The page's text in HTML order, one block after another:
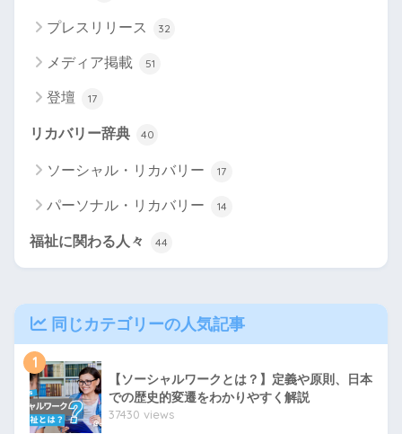
プレスリリース 32
メディア掲載 51
登壇 17
リカバリー辞典 40
ソーシャル・リカバリー 17
パーソナル・リカバリー 14
福祉に関わる人々 44
同じカテゴリーの人気記事
1
【ソーシャルワークとは？】定義や原則、日本
での歴史的変遷をわかりやすく解説
37430 views